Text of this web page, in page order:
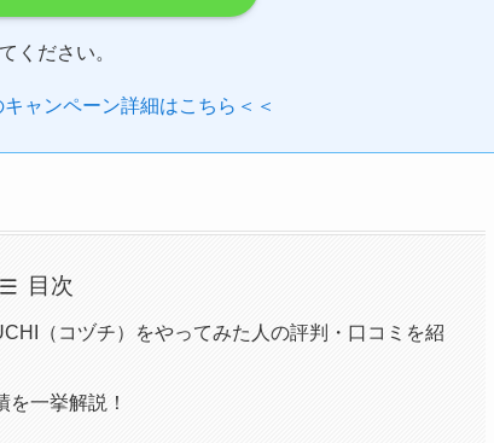
ください。
ャンペーン詳細はこちら＜＜
目次
（コヅチ）をやってみた人の評判・口コミを紹
一挙解説！